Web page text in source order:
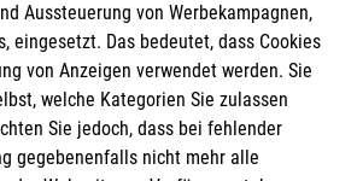
Aussteuerung von Werbekampagnen,
eingesetzt. Das bedeutet, dass Cookies
von Anzeigen verwendet werden. Sie
welche Kategorien Sie zulassen
Sie jedoch, dass bei fehlender
gegebenenfalls nicht mehr alle